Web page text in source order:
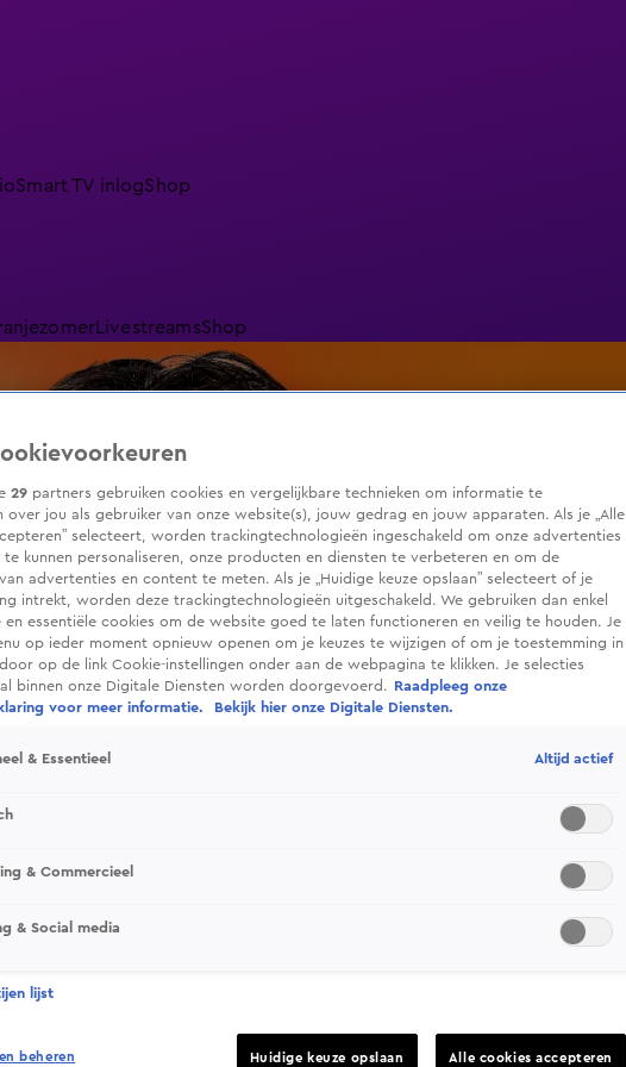
Smart TV inlogShop
LivestreamsShop
analisten het laatste WK-nieuws, de
en de duels die later op de dag op
29 partners gebruiken cookies en vergelijkbare technieken om informatie te
over jou als gebruiker van onze website(s), jouw gedrag en jouw apparaten. Als je „Alle
selecteert, worden trackingtechnologieën ingeschakeld om onze advertenties
kunnen personaliseren, onze producten en diensten te verbeteren en om de
advertenties en content te meten. Als je „Huidige keuze opslaan” selecteert of je
intrekt, worden deze trackingtechnologieën uitgeschakeld. We gebruiken dan enkel
en essentiële cookies om de website goed te laten functioneren en veilig te houden. Je
op ieder moment opnieuw openen om je keuzes te wijzigen of om je toestemming in
op de link Cookie-instellingen onder aan de webpagina te klikken. Je selecties
binnen onze Digitale Diensten worden doorgevoerd.
Raadpleeg onze
voor meer informatie.
Bekijk hier onze Digitale Diensten.
& Essentieel Altijd actief
& Commercieel
& Social media
lijst
beheren Huidige keuze opslaan Alle cookies accepteren